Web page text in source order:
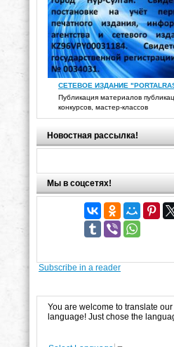
СЕТЕВОЕ ИЗДАНИЕ
Публикация материалов
конкурсов, мастер-классов
Новостная рассылка!
Мы в соцсетях!
Subscribe in a reader
You are welcome to translate
language! Just chose the